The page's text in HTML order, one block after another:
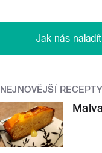
Jak nás
NEJNOVĚJŠÍ RECEPTY